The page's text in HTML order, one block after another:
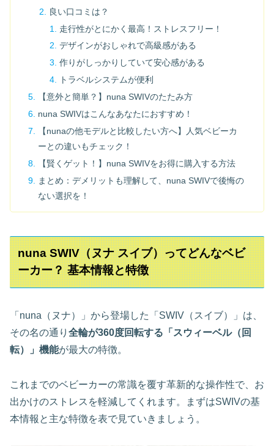
良い口コミは？
走行性がとにかく最高！ストレスフリー！
デザインがおしゃれで高級感がある
作りがしっかりしていて安心感がある
トラベルシステムが便利
【意外と簡単？】nuna SWIVのたたみ方
nuna SWIVはこんなあなたにおすすめ！
【nunaの他モデルと比較したい方へ】人気ベビーカ
ーとの違いもチェック！
【賢くゲット！】nuna SWIVをお得に購入する方法
まとめ：デメリットも理解して、nuna SWIVで後悔の
ない選択を！
nuna SWIV（ヌナ スイブ）ってどんなベビ
ーカー？ 基本情報と特徴
「nuna（ヌナ）」から登場した「SWIV（スイブ）」は、
その名の通り 全輪が360度回転する「スウィーベル（回
転）」機能が最大の特徴。
これまでのベビーカーの常識を覆す革新的な操作性で、お
出かけのストレスを軽減してくれます。まずはSWIVの基
本情報と主な特徴を表で見ていきましょう。